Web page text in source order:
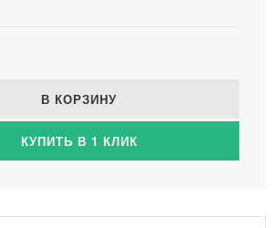
В КОРЗИНУ
КУПИТЬ В 1 КЛИК